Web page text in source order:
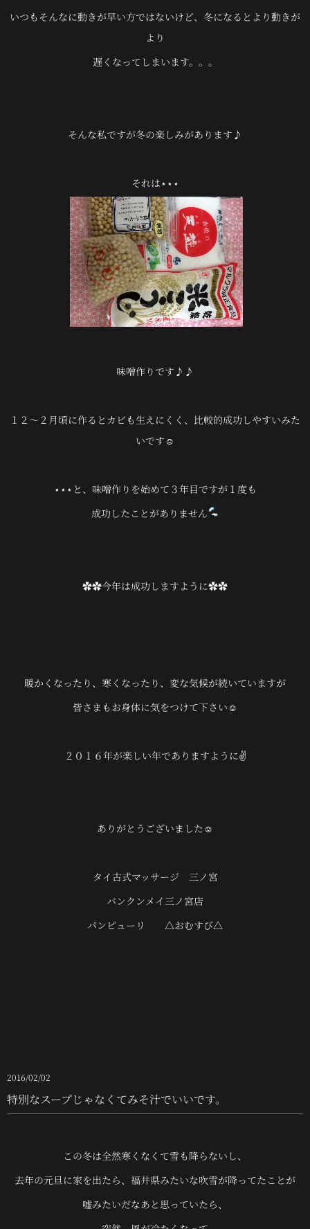
いつもそんなに動きが早い方ではないけど、冬になるとより動きが
より
遅くなってしまいます。。。
そんな私ですが冬の楽しみがあります♪
それは⋆⋆⋆
味噌作りです♪♪
１２〜２月頃に作るとカビも生えにくく、比較的成功しやすいみた
いです☺
⋆⋆⋆と、味噌作りを始めて３年目ですが１度も
成功したことがありません
✿✿今年は成功しますように✿✿
暖かくなったり、寒くなったり、変な気候が続いていますが
皆さまもお身体に気をつけて下さい☺
２０１６年が楽しい年でありますように✌
ありがとうございました☺
タイ古式マッサージ 三ノ宮
バンクンメイ三ノ宮店
パンピューリ △おむすび△
2016/02/02
特別なスープじゃなくてみそ汁でいいです。
この冬は全然寒くなくて雪も降らないし、
去年の元旦に家を出たら、福井県みたいな吹雪が降ってたことが
嘘みたいだなあと思っていたら、